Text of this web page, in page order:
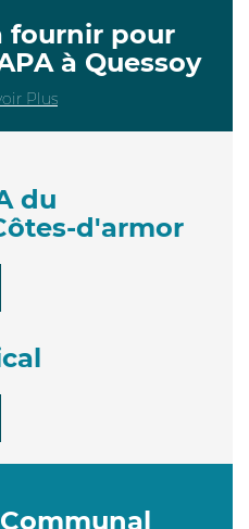
fournir pour
à Quessoy
Plus
du
d'armor